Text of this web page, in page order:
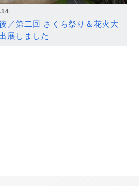
／第二回 さくら祭り＆花火大
展しました